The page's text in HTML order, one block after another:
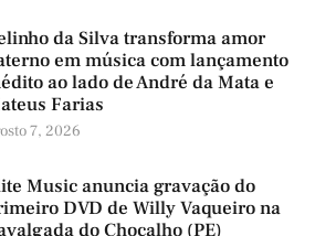
da Silva transforma amor
em música com lançamento
ao lado de André da Mata e
Farias
7, 2026
Music anuncia gravação do
DVD de Willy Vaqueiro na
do Chocalho (PE)